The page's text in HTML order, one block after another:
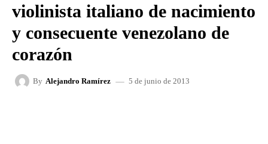
violinista italiano de nacimiento
y consecuente venezolano de
corazón
By Alejandro Ramírez 5 de junio de 2013